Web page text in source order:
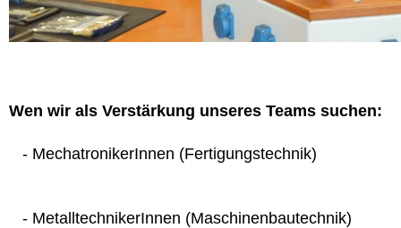
Wen wir als Verstärkung unseres Teams suchen:
- MechatronikerInnen (Fertigungstechnik)
- MetalltechnikerInnen (Maschinenbautechnik)